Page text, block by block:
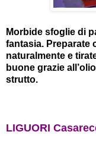
Morbide sfoglie di
fantasia. Preparate
naturalmente e
buone grazie
strutto.
LIGUORI